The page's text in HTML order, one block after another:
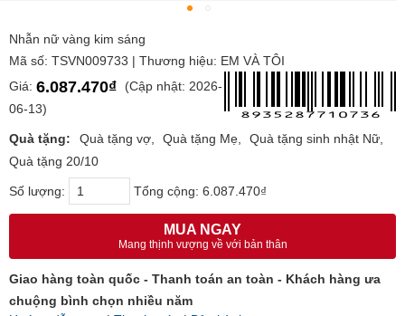
Nhẫn nữ vàng kim sáng
Mã số: TSVN009733 | Thương hiệu: EM VÀ TÔI
Giá: 6.087.470₫
(Cập nhật: 2026-
06-13)
Quà tặng: Quà tặng vợ Quà tặng Mẹ
Quà tặng sinh nhật Nữ
Quà tặng 20/10
Số lượng: Tổng cộng: 6.087.470₫
MUA NGAY
Mang thịnh vượng về với bản thân
Giao hàng toàn quốc - Thanh toán an toàn - Khách hàng ưa
chuộng bình chọn nhiều năm